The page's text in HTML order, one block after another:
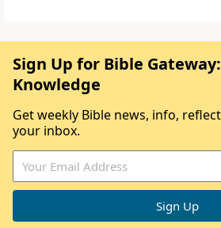
Sign Up for Bible
Knowledge
Get weekly Bible news, info,
your inbox.